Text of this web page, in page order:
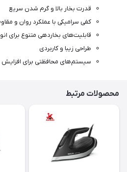
قدرت بخار بالا و گرم شدن سریع
کفی سرامیکی با عملکرد روان و
قابلیت‌های بخاردهی متنوع برای
طراحی زیبا و کاربردی
سیستم‌های محافظتی برای افزایش
محصولات مرتبط